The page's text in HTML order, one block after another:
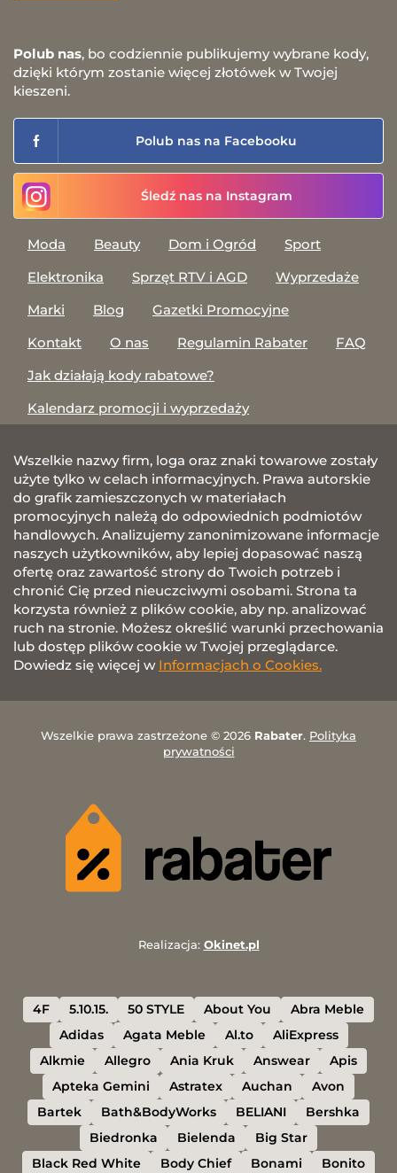
Polub nas, bo codziennie publikujemy wybrane kody,
dzięki którym zostanie więcej złotówek w Twojej
kieszeni.
Polub nas na Facebooku
Śledź nas na Instagram
Moda Beauty Dom i Ogród
Sport
Elektronika
Sprzęt RTV i AGD
Wyprzedaże
Marki
Blog
Gazetki Promocyjne
Kontakt
O nas Regulamin Rabater
FAQ
Jak działają kody rabatowe?
Kalendarz promocji i wyprzedaży
Wszelkie nazwy firm, loga oraz znaki towarowe zostały
użyte tylko w celach informacyjnych. Prawa autorskie
do grafik zamieszczonych w materiałach
promocyjnych należą do odpowiednich podmiotów
handlowych. Analizujemy zanonimizowane informacje
naszych użytkowników, aby lepiej dopasować naszą
ofertę oraz zawartość strony do Twoich potrzeb i
chronić Cię przed nieuczciwymi osobami. Strona ta
korzysta również z plików cookie, aby np. analizować
ruch na stronie. Możesz określić warunki przechowania
lub dostęp plików cookie w Twojej przeglądarce.
Dowiedz się więcej w Informacjach o Cookies.
Wszelkie prawa zastrzeżone © 2026 Rabater. Polityka
prywatności
Realizacja: Okinet.pl
4F 5.10.15. 50 STYLE About You
Abra Meble
Adidas
Agata Meble Al.to
AliExpress
Alkmie
Allegro Ania Kruk Answear
Apis
Apteka Gemini
Astratex Auchan
Avon
Bartek
Bath&BodyWorks BELIANI
Bershka
Biedronka
Bielenda
Big Star
Black Red White
Body Chief Bonami Bonito